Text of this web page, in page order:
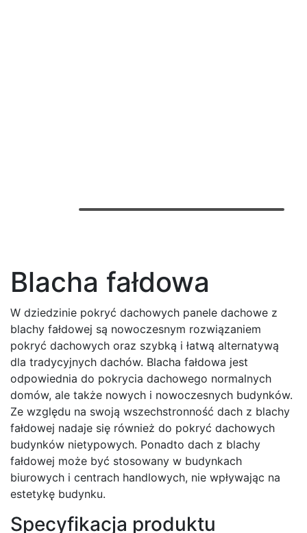
Blacha fałdowa
W dziedzinie pokryć dachowych panele dachowe z
blachy fałdowej są nowoczesnym rozwiązaniem
pokryć dachowych oraz szybką i łatwą alternatywą
dla tradycyjnych dachów. Blacha fałdowa jest
odpowiednia do pokrycia dachowego normalnych
domów, ale także nowych i nowoczesnych budynków.
Ze względu na swoją wszechstronność dach z blachy
fałdowej nadaje się również do pokryć dachowych
budynków nietypowych. Ponadto dach z blachy
fałdowej może być stosowany w budynkach
biurowych i centrach handlowych, nie wpływając na
estetykę budynku.
Specyfikacja produktu